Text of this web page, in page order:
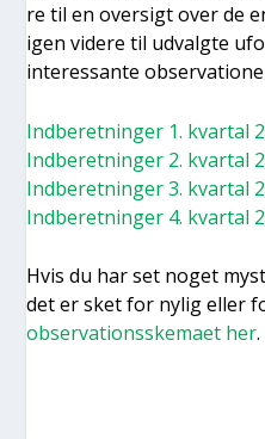
re til en over­sigt over de
igen vide­re til udvalg­te
inter­es­san­te
Ind­be­ret­nin­ger 1. kvar­tal
Ind­be­ret­nin­ger 2. kvar­tal
Ind­be­ret­nin­ger 3. kvar­tal
Ind­be­ret­nin­ger 4. kvar­tal
Hvis du har set noget
det er sket for nylig eller
obser­va­tions­ske­ma­et her.